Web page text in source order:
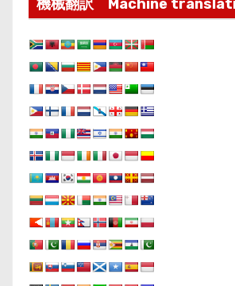
機械翻訳 Machine